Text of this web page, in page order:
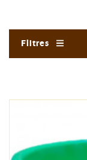
Filtres